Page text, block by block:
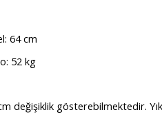
64 cm
52 kg
değişiklik gösterebilmektedir.